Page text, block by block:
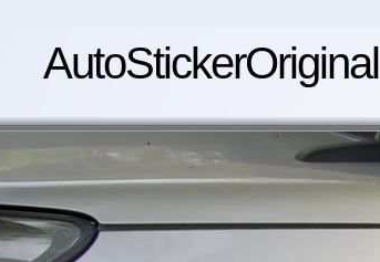
AutoStickerOriginal